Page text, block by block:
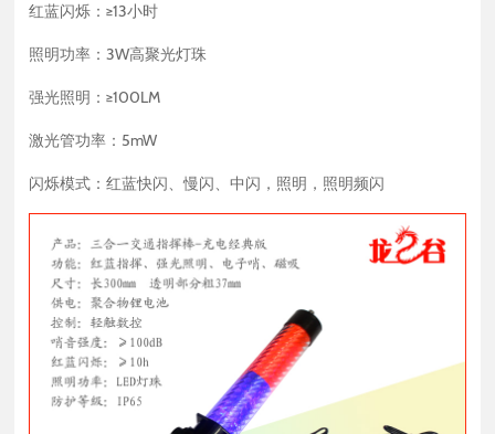
红蓝闪烁：≥13小时
照明功率：3W高聚光灯珠
强光照明：≥100LM
激光管功率：5mW
闪烁模式：红蓝快闪、慢闪、中闪，照明，照明频闪